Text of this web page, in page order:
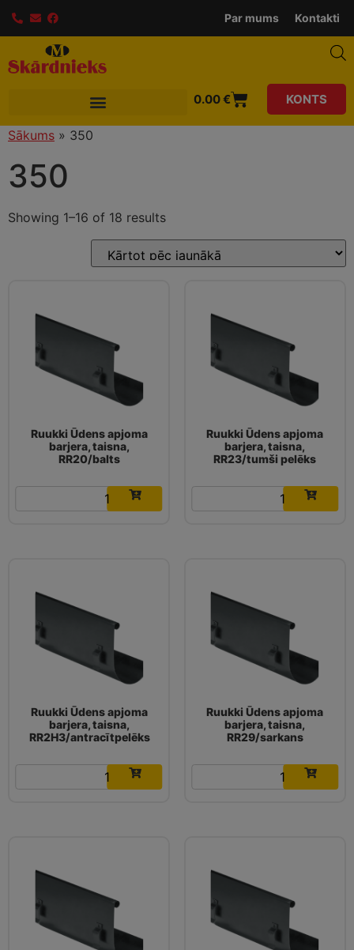
Par mums Kontakti
0.00€ KONTS
Sākums » 350
350
Showing 1–16 of 18 results
Ruukki Ūdens apjoma
barjera, taisna,
RR20/balts
20.49€
Ruukki Ūdens apjoma
barjera, taisna,
RR23/tumši pelēks
20.49€
Ruukki Ūdens apjoma
barjera, taisna,
RR2H3/antracītpelēks
20.49€
Ruukki Ūdens apjoma
barjera, taisna,
RR29/sarkans
20.49€